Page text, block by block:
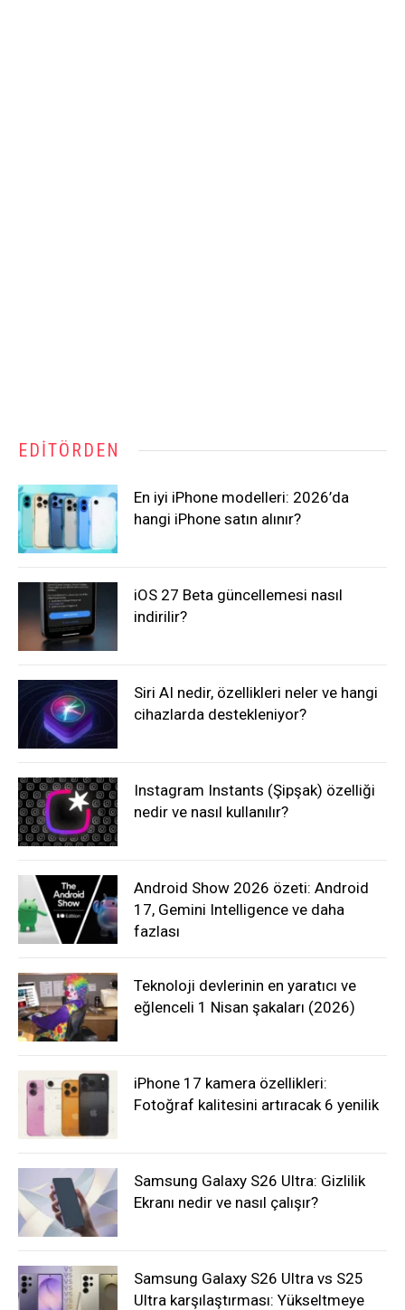
EDITÖRDEN
En iyi iPhone modelleri: 2026’da
hangi iPhone satın alınır?
iOS 27 Beta güncellemesi nasıl
indirilir?
Siri AI nedir, özellikleri neler ve hangi
cihazlarda destekleniyor?
Instagram Instants (Şipşak) özelliği
nedir ve nasıl kullanılır?
Android Show 2026 özeti: Android
17, Gemini Intelligence ve daha
fazlası
Teknoloji devlerinin en yaratıcı ve
eğlenceli 1 Nisan şakaları (2026)
iPhone 17 kamera özellikleri:
Fotoğraf kalitesini artıracak 6 yenilik
Samsung Galaxy S26 Ultra: Gizlilik
Ekranı nedir ve nasıl çalışır?
Samsung Galaxy S26 Ultra vs S25
Ultra karşılaştırması: Yükseltmeye